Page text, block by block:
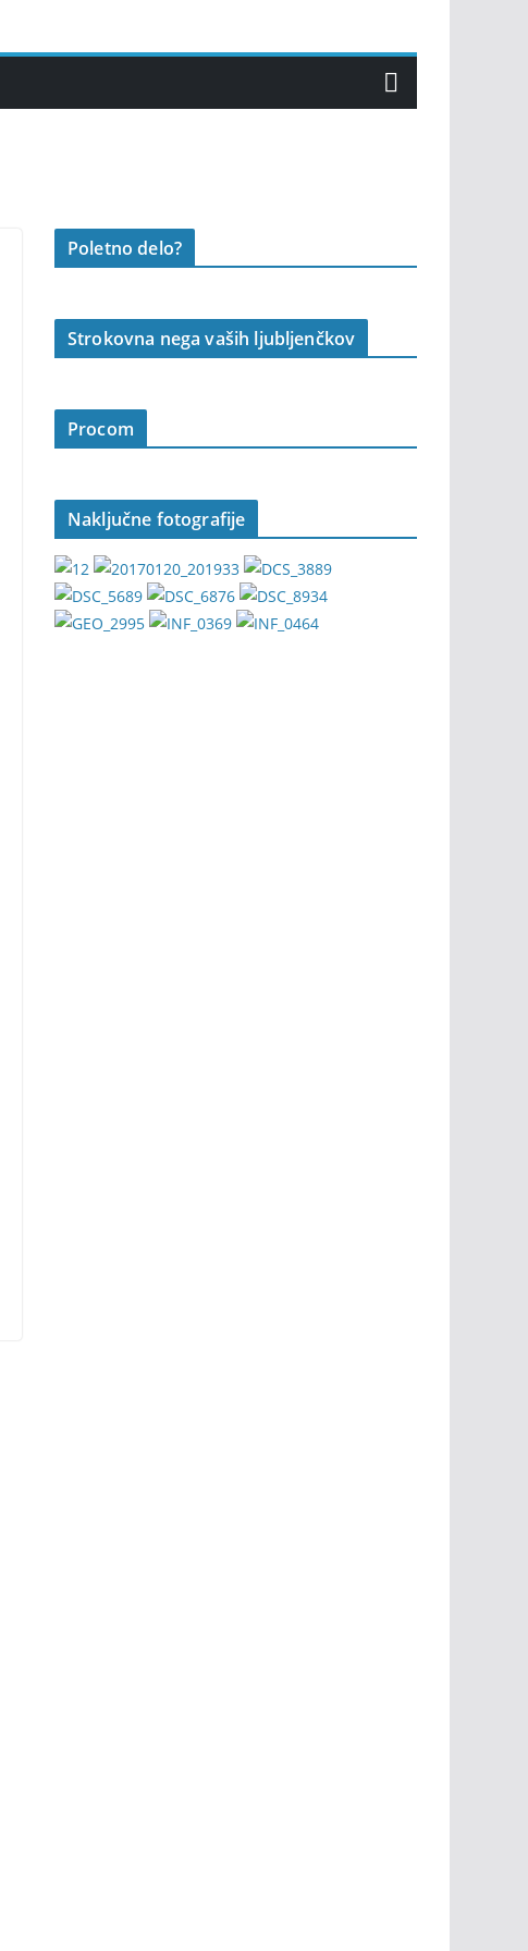
Poletno delo?
Strokovna nega vaših ljubljenčkov
Procom
Naključne fotografije